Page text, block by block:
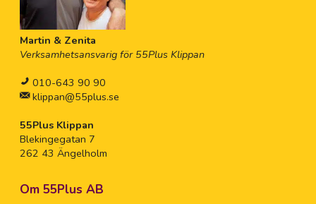
Martin & Zenita
Verksamhetsansvarig för 55Plus Klippan
010-643 90 90
klippan@55plus.se
55Plus Klippan
Blekingegatan 7
262 43 Ängelholm
Om 55Plus AB